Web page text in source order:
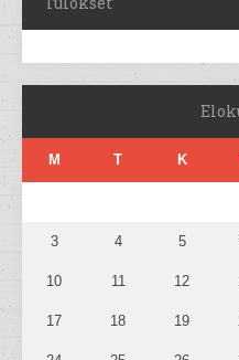
M T K
3 4 5
10 11 12
17 18 19